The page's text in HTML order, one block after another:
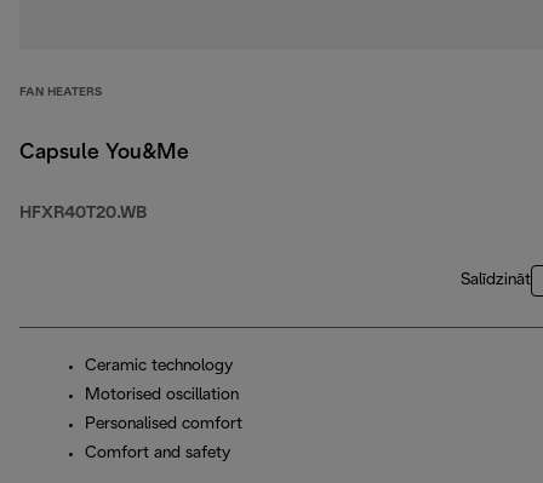
FAN HEATERS
Capsule You&Me
HFXR40T20.WB
Salīdzināt
Ceramic technology
Motorised oscillation
Personalised comfort
Comfort and safety